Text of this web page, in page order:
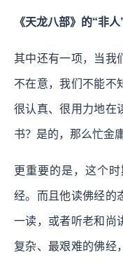
《天龙八部》的“非
其中还有一项，当我
不在意，我们不能不
很认真、很用力地在
书？是的，那么忙金
更重要的是，这个
经。而且他读佛经的
一读，或者听老和尚
复杂、最艰难的佛经